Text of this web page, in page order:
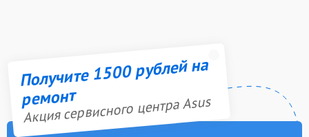
Получите 1500 рублей на
ремонт
Акция сервисного центра Asus